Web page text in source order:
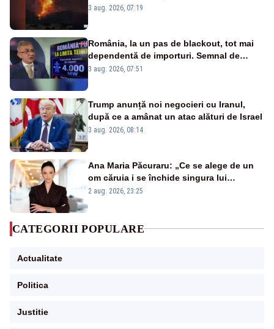
puternice de vegetație
3 aug. 2026, 07:19
România, la un pas de blackout, tot mai
dependentă de importuri. Semnal de
alarmă tras de un expert în energie
3 aug. 2026, 07:51
Trump anunță noi negocieri cu Iranul,
după ce a amânat un atac alături de Israel
3 aug. 2026, 08:14
Ana Maria Păcuraru: „Ce se alege de un
om căruia i se închide singura lui
portiță?”
2 aug. 2026, 23:25
CATEGORII POPULARE
Actualitate
Politica
Justitie